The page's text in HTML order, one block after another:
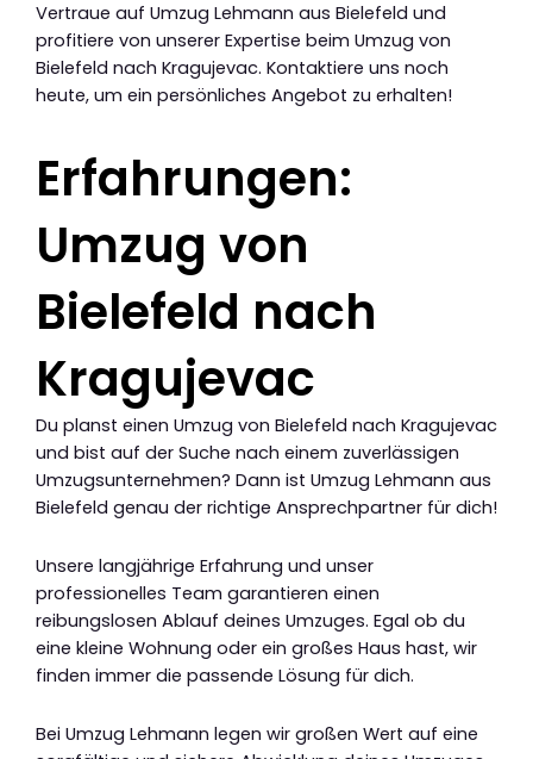
Vertraue auf Umzug Lehmann aus Bielefeld und
profitiere von unserer Expertise beim Umzug von
Bielefeld nach Kragujevac. Kontaktiere uns noch
heute, um ein persönliches Angebot zu erhalten!
Erfahrungen:
Umzug von
Bielefeld nach
Kragujevac
Du planst einen Umzug von Bielefeld nach Kragujevac
und bist auf der Suche nach einem zuverlässigen
Umzugsunternehmen? Dann ist Umzug Lehmann aus
Bielefeld genau der richtige Ansprechpartner für dich!
Unsere langjährige Erfahrung und unser
professionelles Team garantieren einen
reibungslosen Ablauf deines Umzuges. Egal ob du
eine kleine Wohnung oder ein großes Haus hast, wir
finden immer die passende Lösung für dich.
Bei Umzug Lehmann legen wir großen Wert auf eine